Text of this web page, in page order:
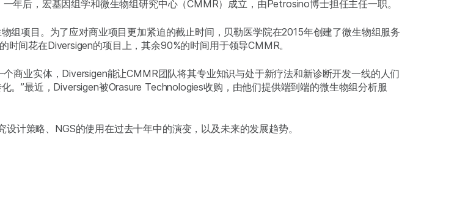
年后，宏基因组学和微生物组研究中心（CMMR）成立，由Petrosino博士担任主任一职。
组项目。为了应对商业项目更加紧迫的截止时间，贝勒医学院在2015年创建了微生物组服务
间花在Diversigen的项目上，其余90%的时间用于领导CMMR。
商业实体，Diversigen能让CMMR团队将其专业知识与处于新疗法和新诊断开发一线的人们
”最近，Diversigen被Orasure Technologies收购，由他们提供端到端的微生物组分析服
计策略、NGS的使用在过去十年中的演变，以及未来的发展趋势。